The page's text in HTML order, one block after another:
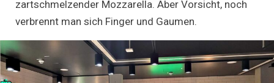
zartschmelzender Mozzarella. Aber Vorsicht, noch
verbrennt man sich Finger und Gaumen.